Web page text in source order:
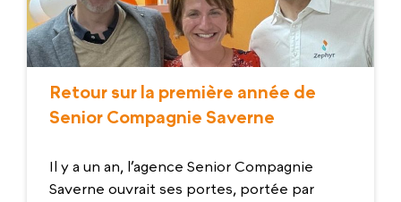
Retour sur la première année de
Senior Compagnie Saverne
Il y a un an, l’agence Senior Compagnie
Saverne ouvrait ses portes, portée par